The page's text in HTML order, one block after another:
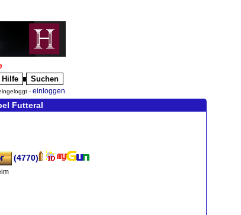
Hilfe Suchen
- einloggen
Futteral
(4770)